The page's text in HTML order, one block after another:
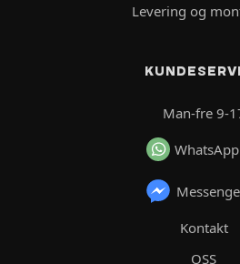
Levering og
Man-fre 9-
WhatsApp
Kontakt
OSS